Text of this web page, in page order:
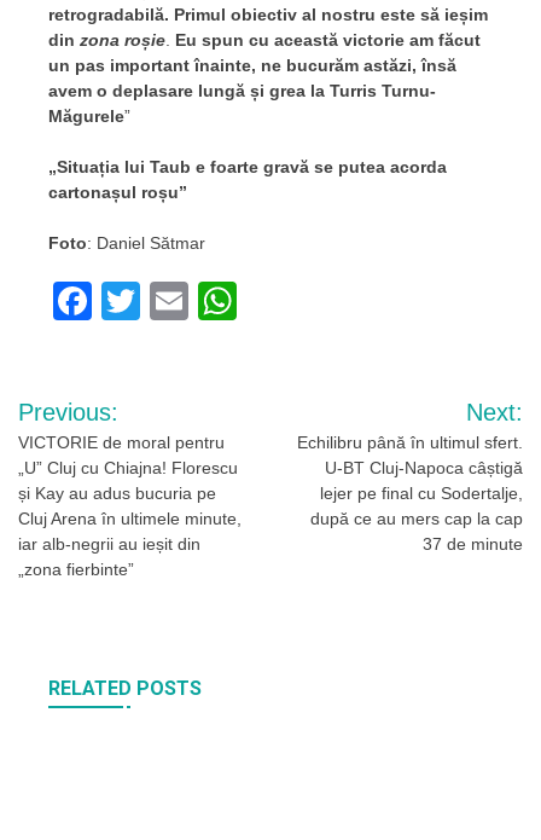
retrogradabilă. Primul obiectiv al nostru este să ieșim
din zona roșie Eu spun cu această victorie am făcut
un pas important înainte, ne bucurăm astăzi, însă
avem o deplasare lungă și grea la Turris Turnu-
Măgurele”
„Situația lui Taub e foarte gravă se putea acorda
cartonașul roșu”
Foto: Daniel Sătmar
Facebook
TwitterEmail
Navigare
în
articole
Previous:
VICTORIE de moral pentru
„U” Cluj cu Chiajna! Florescu
și Kay au adus bucuria pe
Cluj Arena în ultimele minute,
iar alb-negrii au ieșit din
„zona fierbinte”
Next:
Echilibru până în ultimul sfert.
U-BT Cluj-Napoca câștigă
lejer pe final cu Sodertalje,
după ce au mers cap la cap
37 de minute
RELATED POSTS